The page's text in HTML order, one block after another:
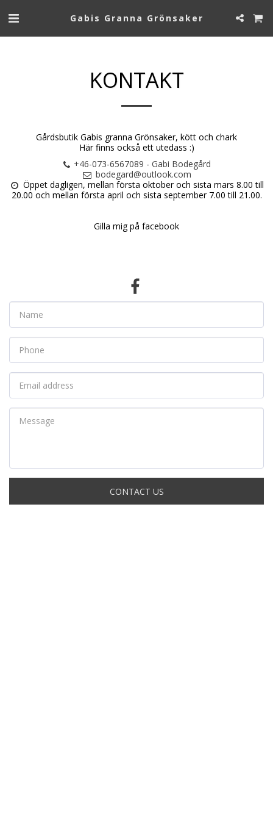
Gabis Granna Grönsaker
KONTAKT
Gårdsbutik Gabis granna Grönsaker, kött och chark
Här finns också ett utedass :)
+46-073-6567089 - Gabi Bodegård
bodegard@outlook.com
Öppet dagligen, mellan första oktober och sista mars 8.00 till
20.00 och mellan första april och sista september 7.00 till 21.00.
Gilla mig på facebook
CONTACT US